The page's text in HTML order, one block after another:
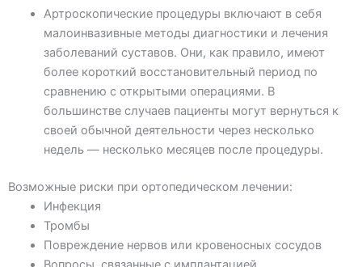
Артроскопические процедуры включают в себя
малоинвазивные методы диагностики и лечения
заболеваний суставов. Они, как правило, имеют
более короткий восстановительный период по
сравнению с открытыми операциями. В
большинстве случаев пациенты могут вернуться к
своей обычной деятельности через несколько
недель — несколько месяцев после процедуры.
Возможные риски при ортопедическом лечении:
Инфекция
Тромбы
Повреждение нервов или кровеносных сосудов